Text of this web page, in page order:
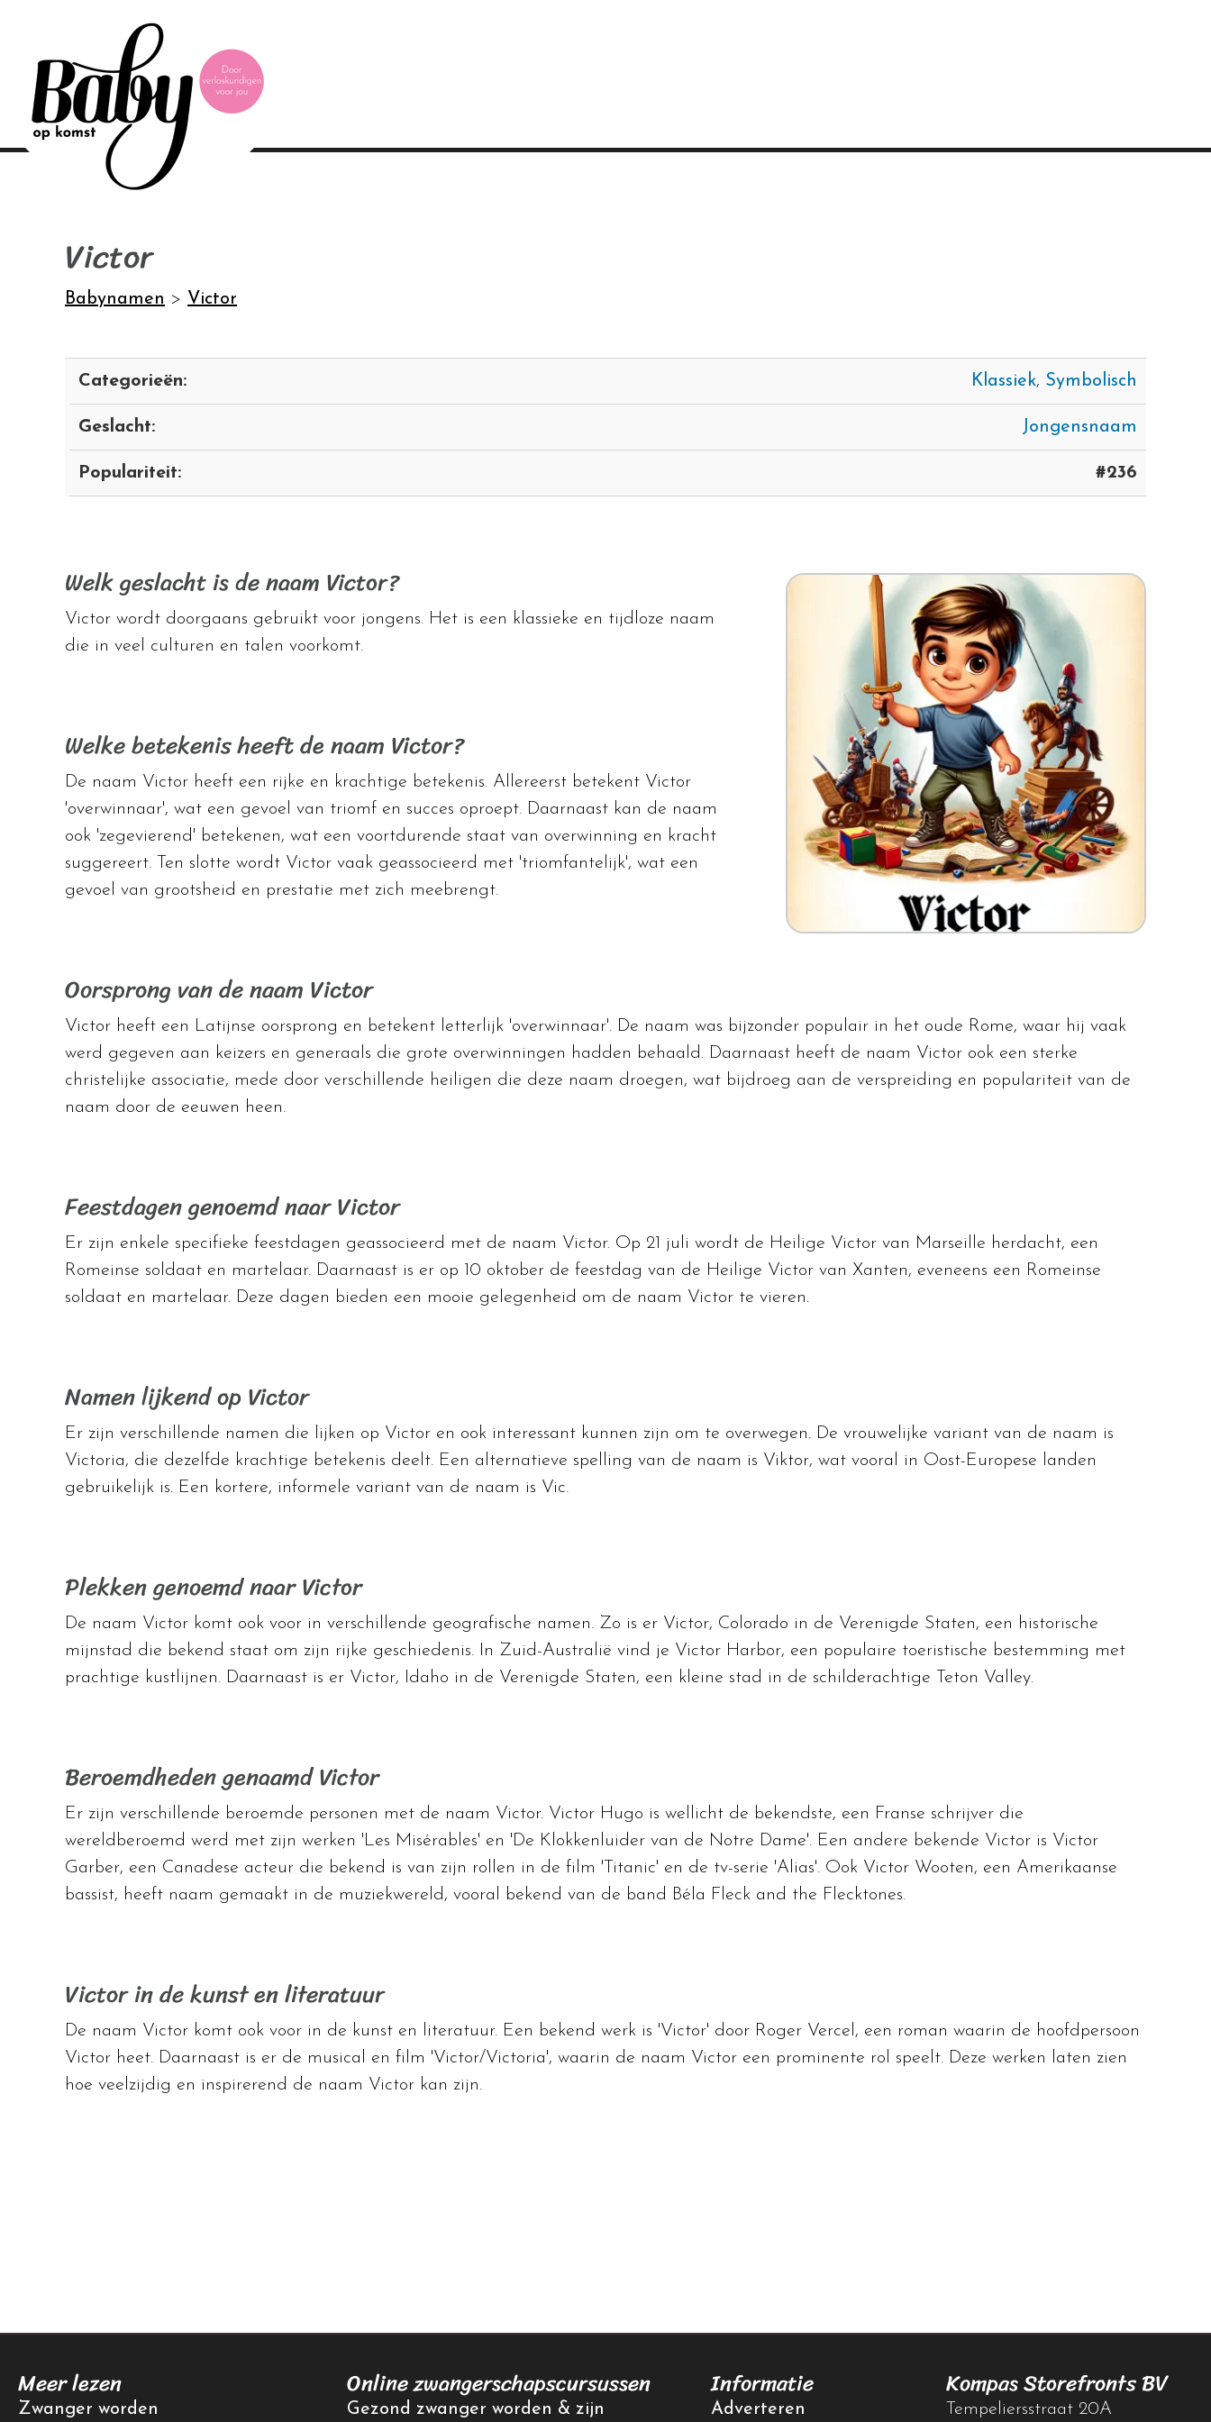
Victor
Babynamen > Victor
Categorieën: Klassiek, Symbolisch
Geslacht: Jongensnaam
Populariteit: #236
Welk geslacht is de naam Victor?
Victor wordt doorgaans gebruikt voor jongens. Het is een klassieke en tijdloze naam
die in veel culturen en talen voorkomt.
Welke betekenis heeft de naam Victor?
De naam Victor heeft een rijke en krachtige betekenis. Allereerst betekent Victor
'overwinnaar', wat een gevoel van triomf en succes oproept. Daarnaast kan de naam
ook 'zegevierend' betekenen, wat een voortdurende staat van overwinning en kracht
suggereert. Ten slotte wordt Victor vaak geassocieerd met 'triomfantelijk', wat een
gevoel van grootsheid en prestatie met zich meebrengt.
Oorsprong van de naam Victor
Victor heeft een Latijnse oorsprong en betekent letterlijk 'overwinnaar'. De naam was bijzonder populair in het oude Rome, waar hij vaak
werd gegeven aan keizers en generaals die grote overwinningen hadden behaald. Daarnaast heeft de naam Victor ook een sterke
christelijke associatie, mede door verschillende heiligen die deze naam droegen, wat bijdroeg aan de verspreiding en populariteit van de
naam door de eeuwen heen.
Feestdagen genoemd naar Victor
Er zijn enkele specifieke feestdagen geassocieerd met de naam Victor. Op 21 juli wordt de Heilige Victor van Marseille herdacht, een
Romeinse soldaat en martelaar. Daarnaast is er op 10 oktober de feestdag van de Heilige Victor van Xanten, eveneens een Romeinse
soldaat en martelaar. Deze dagen bieden een mooie gelegenheid om de naam Victor te vieren.
Namen lijkend op Victor
Er zijn verschillende namen die lijken op Victor en ook interessant kunnen zijn om te overwegen. De vrouwelijke variant van de naam is
Victoria, die dezelfde krachtige betekenis deelt. Een alternatieve spelling van de naam is Viktor, wat vooral in Oost-Europese landen
gebruikelijk is. Een kortere, informele variant van de naam is Vic.
Plekken genoemd naar Victor
De naam Victor komt ook voor in verschillende geografische namen. Zo is er Victor, Colorado in de Verenigde Staten, een historische
mijnstad die bekend staat om zijn rijke geschiedenis. In Zuid-Australië vind je Victor Harbor, een populaire toeristische bestemming met
prachtige kustlijnen. Daarnaast is er Victor, Idaho in de Verenigde Staten, een kleine stad in de schilderachtige Teton Valley.
Beroemdheden genaamd Victor
Er zijn verschillende beroemde personen met de naam Victor. Victor Hugo is wellicht de bekendste, een Franse schrijver die
wereldberoemd werd met zijn werken 'Les Misérables' en 'De Klokkenluider van de Notre Dame'. Een andere bekende Victor is Victor
Garber, een Canadese acteur die bekend is van zijn rollen in de film 'Titanic' en de tv-serie 'Alias'. Ook Victor Wooten, een Amerikaanse
bassist, heeft naam gemaakt in de muziekwereld, vooral bekend van de band Béla Fleck and the Flecktones.
Victor in de kunst en literatuur
De naam Victor komt ook voor in de kunst en literatuur. Een bekend werk is 'Victor' door Roger Vercel, een roman waarin de hoofdpersoon
Victor heet. Daarnaast is er de musical en film 'Victor/Victoria', waarin de naam Victor een prominente rol speelt. Deze werken laten zien
hoe veelzijdig en inspirerend de naam Victor kan zijn.
Meer lezen
Zwanger worden
Online zwangerschapscursussen
Gezond zwanger worden & zijn
Informatie
Adverteren
Kompas Storefronts BV
Tempeliersstraat 20A